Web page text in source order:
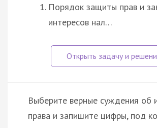
Порядок защиты прав и
интересов нал…
Выберите верные суждения об
права и запишите цифры, под